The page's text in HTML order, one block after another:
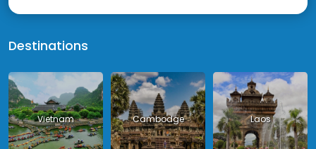
Destinations
Vietnam Cambodge Laos